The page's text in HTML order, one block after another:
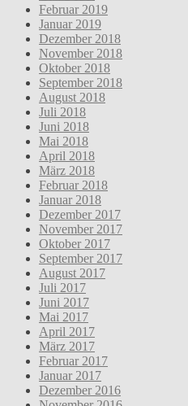
Februar 2019
Januar 2019
Dezember 2018
November 2018
Oktober 2018
September 2018
August 2018
Juli 2018
Juni 2018
Mai 2018
April 2018
März 2018
Februar 2018
Januar 2018
Dezember 2017
November 2017
Oktober 2017
September 2017
August 2017
Juli 2017
Juni 2017
Mai 2017
April 2017
März 2017
Februar 2017
Januar 2017
Dezember 2016